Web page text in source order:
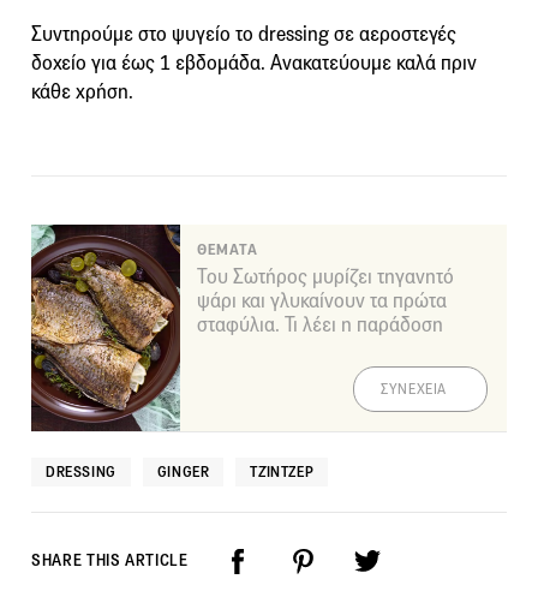
Συντηρούμε στο ψυγείο το dressing σε αεροστεγές
δοχείο για έως 1 εβδομάδα. Ανακατεύουμε καλά πριν
κάθε χρήση.
ΘΕΜΑΤΑ
Του Σωτήρος μυρίζει τηγανητό
ψάρι και γλυκαίνουν τα πρώτα
σταφύλια. Τι λέει η παράδοση
ΣΥΝΕΧΕΙΑ
DRESSING GINGER ΤΖΊΝΤΖΕΡ
SHARE THIS ARTICLE